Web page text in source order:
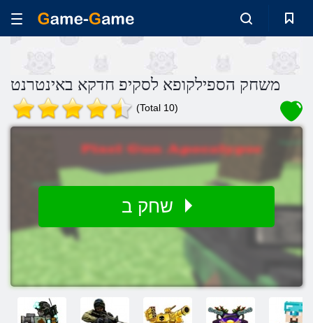
משחק הספילקופא לסקיפ חדקא באינטרנט
(Total 10)